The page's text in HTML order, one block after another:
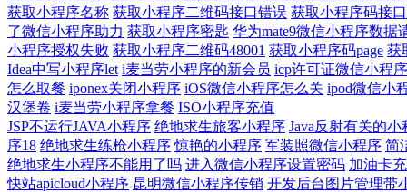
获取小程序名称 获取小程序二维码接口错误 获取小程序码接
了微信小程序助力 获取小程序密匙 华为mate9微信小程序数据
小程序授权失败 获取小程序二维码48001 获取小程序码page 获
Idea中写小程序let i麦当劳小程序的新会员 icp许可证微信小程序
怎么取餐 iponex关闭小程序 iOS微信小程序怎么关 ipod微信小
汉堡卷 i麦当劳小程序拿餐 ISO小程序充值
JSP不运行JAVA小程序 绝地求生旅客小程序 Java反射有关的小
序18 绝地求生练枪小程序 惊艳的小程序 军装照微信小程序 简
绝地求生小程序不能用了吗 进入微信小程序设置密码 加油卡
快站apicloud小程序 昆明微信小程序传销 开发后台图片管理带